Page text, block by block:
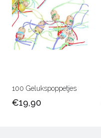
100 Gelukspoppetjes
€19,90